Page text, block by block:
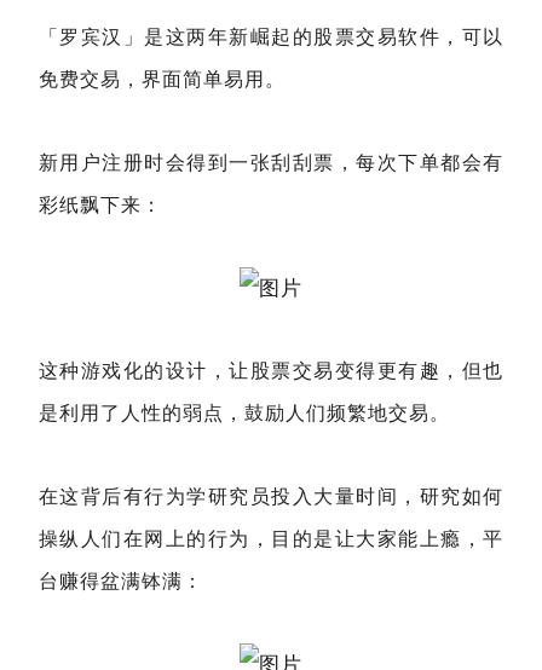
「罗宾汉」是这两年新崛起的股票交易软件，可以
免费交易，界面简单易用。
新用户注册时会得到一张刮刮票，每次下单都会有
彩纸飘下来：
这种游戏化的设计，让股票交易变得更有趣，但也
是利用了人性的弱点，鼓励人们频繁地交易。
在这背后有行为学研究员投入大量时间，研究如何
操纵人们在网上的行为，目的是让大家能上瘾，平
台赚得盆满钵满：